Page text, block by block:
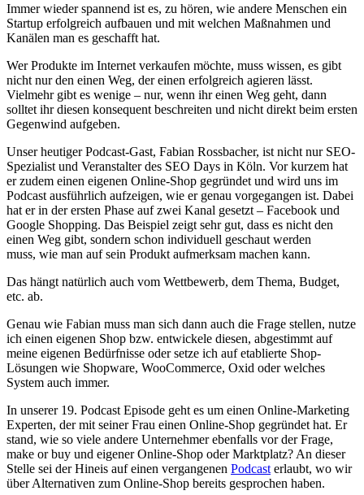
Immer wieder spannend ist es, zu hören, wie andere Menschen ein
Startup erfolgreich aufbauen und mit welchen Maßnahmen und
Kanälen man es geschafft hat.
Wer Produkte im Internet verkaufen möchte, muss wissen, es gibt
nicht nur den einen Weg, der einen erfolgreich agieren lässt.
Vielmehr gibt es wenige – nur, wenn ihr einen Weg geht, dann
solltet ihr diesen konsequent beschreiten und nicht direkt beim ersten
Gegenwind aufgeben.
Unser heutiger Podcast-Gast, Fabian Rossbacher, ist nicht nur SEO-
Spezialist und Veranstalter des SEO Days in Köln. Vor kurzem hat
er zudem einen eigenen Online-Shop gegründet und wird uns im
Podcast ausführlich aufzeigen, wie er genau vorgegangen ist. Dabei
hat er in der ersten Phase auf zwei Kanal gesetzt – Facebook und
Google Shopping. Das Beispiel zeigt sehr gut, dass es nicht den
einen Weg gibt, sondern schon individuell geschaut werden
muss, wie man auf sein Produkt aufmerksam machen kann.
Das hängt natürlich auch vom Wettbewerb, dem Thema, Budget,
etc. ab.
Genau wie Fabian muss man sich dann auch die Frage stellen, nutze
ich einen eigenen Shop bzw. entwickele diesen, abgestimmt auf
meine eigenen Bedürfnisse oder setze ich auf etablierte Shop-
Lösungen wie Shopware, WooCommerce, Oxid oder welches
System auch immer.
In unserer 19. Podcast Episode geht es um einen Online-Marketing
Experten, der mit seiner Frau einen Online-Shop gegründet hat. Er
stand, wie so viele andere Unternehmer ebenfalls vor der Frage,
make or buy und eigener Online-Shop oder Marktplatz? An dieser
Stelle sei der Hineis auf einen vergangenen Podcast erlaubt, wo wir
über Alternativen zum Online-Shop bereits gesprochen haben.